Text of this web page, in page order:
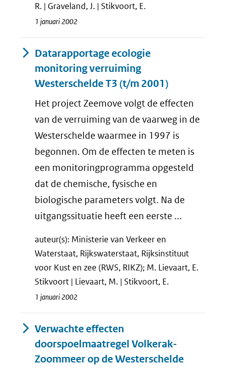
R. | Graveland, J. | Stikvoort, E.
1 januari 2002
Datarapportage ecologie
monitoring verruiming
Westerschelde T3 (t/m 2001)
Het project Zeemove volgt de effecten
van de verruiming van de vaarweg in de
Westerschelde waarmee in 1997 is
begonnen. Om de effecten te meten is
een monitoringprogramma opgesteld
dat de chemische, fysische en
biologische parameters volgt. Na de
uitgangssituatie heeft een eerste ...
auteur(s): Ministerie van Verkeer en
Waterstaat, Rijkswaterstaat, Rijksinstituut
voor Kust en zee (RWS, RIKZ); M. Lievaart, E.
Stikvoort | Lievaart, M. | Stikvoort, E.
1 januari 2002
Verwachte effecten
doorspoelmaatregel Volkerak-
Zoommeer op de Westerschelde